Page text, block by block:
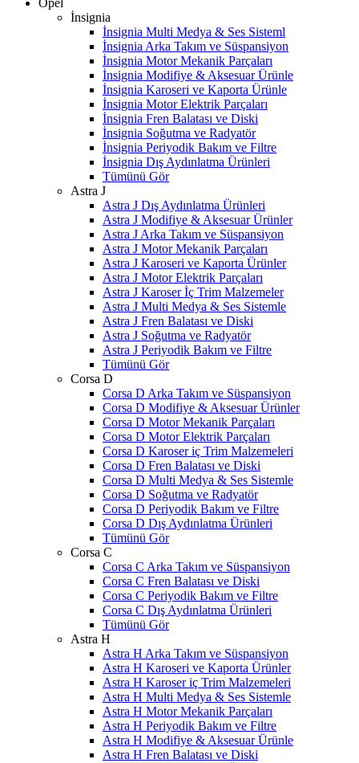
Opel
İnsignia
İnsignia Multi Medya & Ses Sisteml
İnsignia Arka Takım ve Süspansiyon
İnsignia Motor Mekanik Parçaları
İnsignia Modifiye & Aksesuar Ürünle
İnsignia Karoseri ve Kaporta Ürünle
İnsignia Motor Elektrik Parçaları
İnsignia Fren Balatası ve Diski
İnsignia Soğutma ve Radyatör
İnsignia Periyodik Bakım ve Filtre
İnsignia Dış Aydınlatma Ürünleri
Tümünü Gör
Astra J
Astra J Dış Aydınlatma Ürünleri
Astra J Modifiye & Aksesuar Ürünler
Astra J Arka Takım ve Süspansiyon
Astra J Motor Mekanik Parçaları
Astra J Karoseri ve Kaporta Ürünler
Astra J Motor Elektrik Parçaları
Astra J Karoser İç Trim Malzemeler
Astra J Multi Medya & Ses Sistemle
Astra J Fren Balatası ve Diski
Astra J Soğutma ve Radyatör
Astra J Periyodik Bakım ve Filtre
Tümünü Gör
Corsa D
Corsa D Arka Takım ve Süspansiyon
Corsa D Modifiye & Aksesuar Ürünler
Corsa D Motor Mekanik Parçaları
Corsa D Motor Elektrik Parçaları
Corsa D Karoser iç Trim Malzemeleri
Corsa D Fren Balatası ve Diski
Corsa D Multi Medya & Ses Sistemle
Corsa D Soğutma ve Radyatör
Corsa D Periyodik Bakım ve Filtre
Corsa D Dış Aydınlatma Ürünleri
Tümünü Gör
Corsa C
Corsa C Arka Takım ve Süspansiyon
Corsa C Fren Balatası ve Diski
Corsa C Periyodik Bakım ve Filtre
Corsa C Dış Aydınlatma Ürünleri
Tümünü Gör
Astra H
Astra H Arka Takım ve Süspansiyon
Astra H Karoseri ve Kaporta Ürünler
Astra H Karoser iç Trim Malzemeleri
Astra H Multi Medya & Ses Sistemle
Astra H Motor Mekanik Parçaları
Astra H Periyodik Bakım ve Filtre
Astra H Modifiye & Aksesuar Ürünle
Astra H Fren Balatası ve Diski